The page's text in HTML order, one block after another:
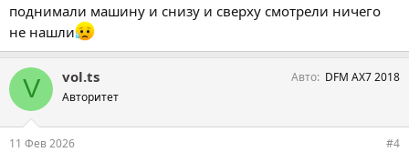
поднимали машину и снизу и сверху смотрели ничего
не нашли
V vol.ts
Авторитет
Авто DFM AX7 2018
11 Фев 2026 #4